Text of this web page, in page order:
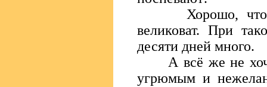
Хорошо, что
великоват. При
десяти дней много.
А всё же не
угрюмым и